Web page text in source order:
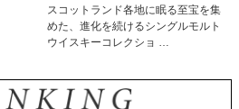
スコットランド各地に眠る至宝を集
めた、進化を続けるシングルモルト
ウイスキーコレクショ …